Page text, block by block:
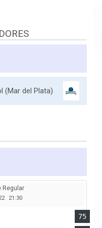
(Mar del Plata)
Regular
21:30
75